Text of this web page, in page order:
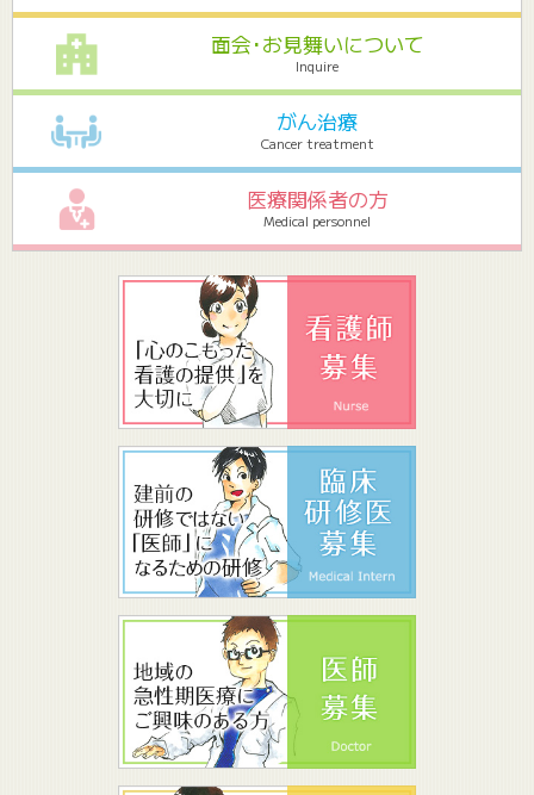
面会･お見舞いについて
Inquire
がん治療
Cancer treatment
医療関係者の方
Medical personnel